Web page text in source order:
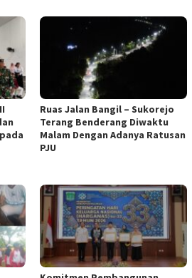
Ruas Jalan Bangil – Sukorejo
Terang Benderang Diwaktu
Malam Dengan Adanya Ratusan
PJU